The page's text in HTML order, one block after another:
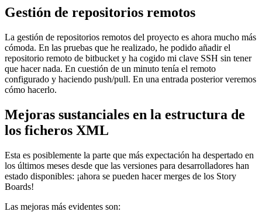
Gestión de repositorios remotos
La gestión de repositorios remotos del proyecto es ahora mucho más
cómoda. En las pruebas que he realizado, he podido añadir el
repositorio remoto de bitbucket y ha cogido mi clave SSH sin tener
que hacer nada. En cuestión de un minuto tenía el remoto
configurado y haciendo push/pull. En una entrada posterior veremos
cómo hacerlo.
Mejoras sustanciales en la estructura de
los ficheros XML
Esta es posiblemente la parte que más expectación ha despertado en
los últimos meses desde que las versiones para desarrolladores han
estado disponibles: ¡ahora se pueden hacer merges de los Story
Boards!
Las mejoras más evidentes son: